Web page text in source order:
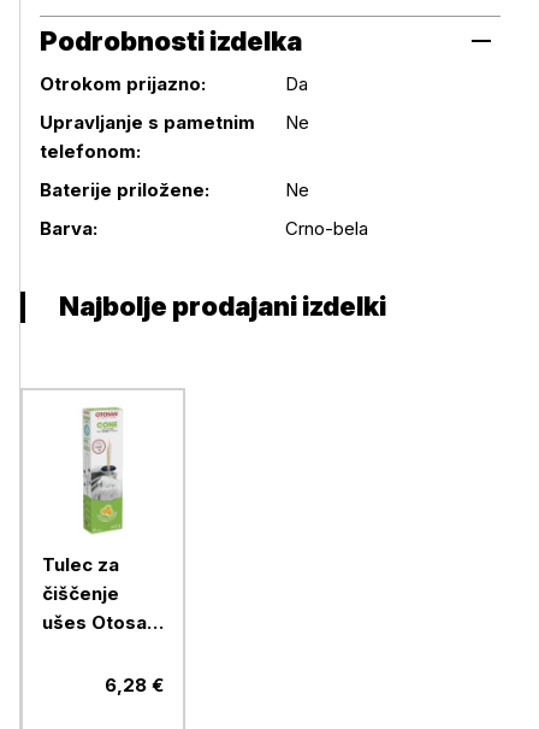
Podrobnosti izdelka
Podrobnosti izdelka
Otrokom prijazno:
Da
Upravljanje s pametnim
telefonom:
Ne
Baterije priložene:
Ne
Barva:
Crno-bela
Najbolje prodajani izdelki
Tulec za
čiščenje
ušes Otosan,
6,28 €